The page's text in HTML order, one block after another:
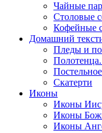
Чайные
Столовые
Кофейные
Домашний
Пледы и
Скатерти
Иконы
Иконы
Иконы
Иконы